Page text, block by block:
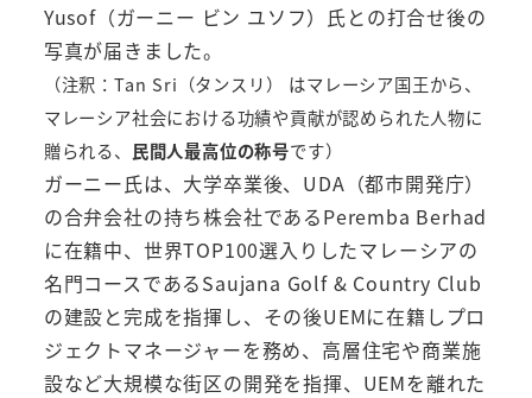
Yusof（ガーニー ビン ユソフ）氏との打合せ後の
写真が届きました。
（注釈：Tan Sri（タンスリ） はマレーシア国王から、
マレーシア社会における功績や貢献が認められた人物に
贈られる、
民間人最高位の称号です）
ガーニー氏は、大学卒業後、UDA（都市開発庁）
の合弁会社の持ち株会社であるPeremba Berhad
に在籍中、世界TOP100選入りしたマレーシアの
名門コースであるSaujana Golf & Country Club
の建設と完成を指揮し、その後UEMに在籍しプロ
ジェクトマネージャーを務め、高層住宅や商業施
設など大規模な街区の開発を指揮、UEMを離れた